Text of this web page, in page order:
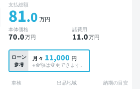
支払総額
81.0 万円
本体価格
70.0万円
諸費用
11.0万円
ローン
参考
月々 11,000 円
※金額は変更できます。
車検 出品地域 納期の目安